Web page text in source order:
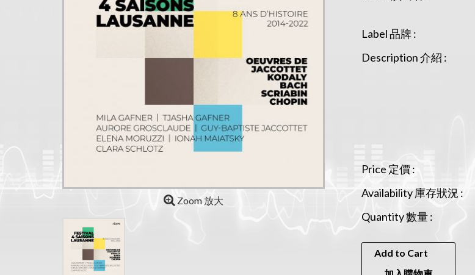
Zoom 放大
Label 品牌 :
Description 介紹 :
Price 定價 :
Availability 庫存狀況 :
Quantity 數量 :
Add to Cart